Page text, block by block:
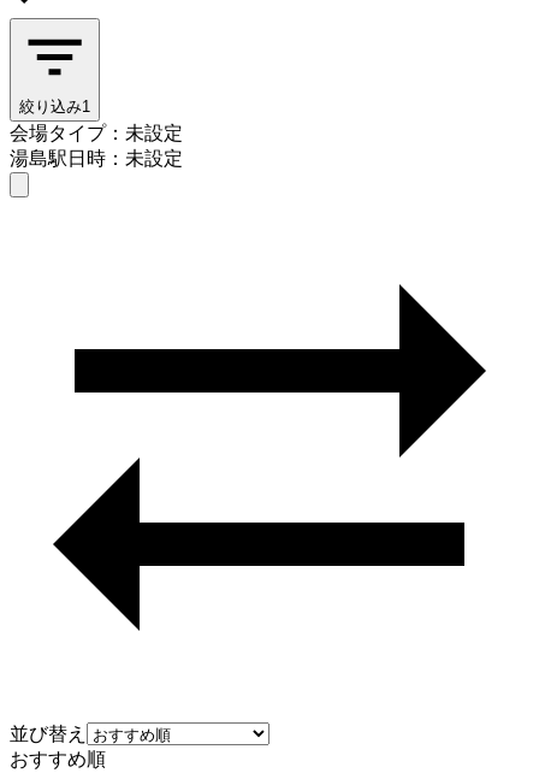
絞り込み1
会場タイプ：未設定
湯島駅日時：未設定
並び替え
おすすめ順